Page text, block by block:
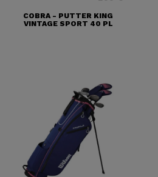
COBRA - PUTTER KING
VINTAGE SPORT 40 PL